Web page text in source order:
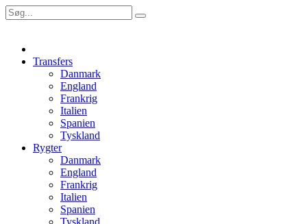
Transfers
Danmark
England
Frankrig
Italien
Spanien
Tyskland
Rygter
Danmark
England
Frankrig
Italien
Spanien
Tyskland